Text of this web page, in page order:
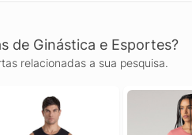
de Ginástica e Esportes?
relacionadas a sua pesquisa.